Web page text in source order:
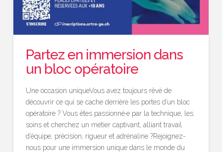
Partez en immersion dans
un bloc opératoire
Une occasion uniqueVous avez toujours rêvé de
découvrir ce qui se cache derrière les portes d’un bloc
opératoire ? Vous êtes passionné·e par la technique, les
soins et cherchez un métier captivant, alliant travail
d’équipe, précision, rigueur et adrénaline ?Rejoignez-
nous pour une immersion unique dans le monde du